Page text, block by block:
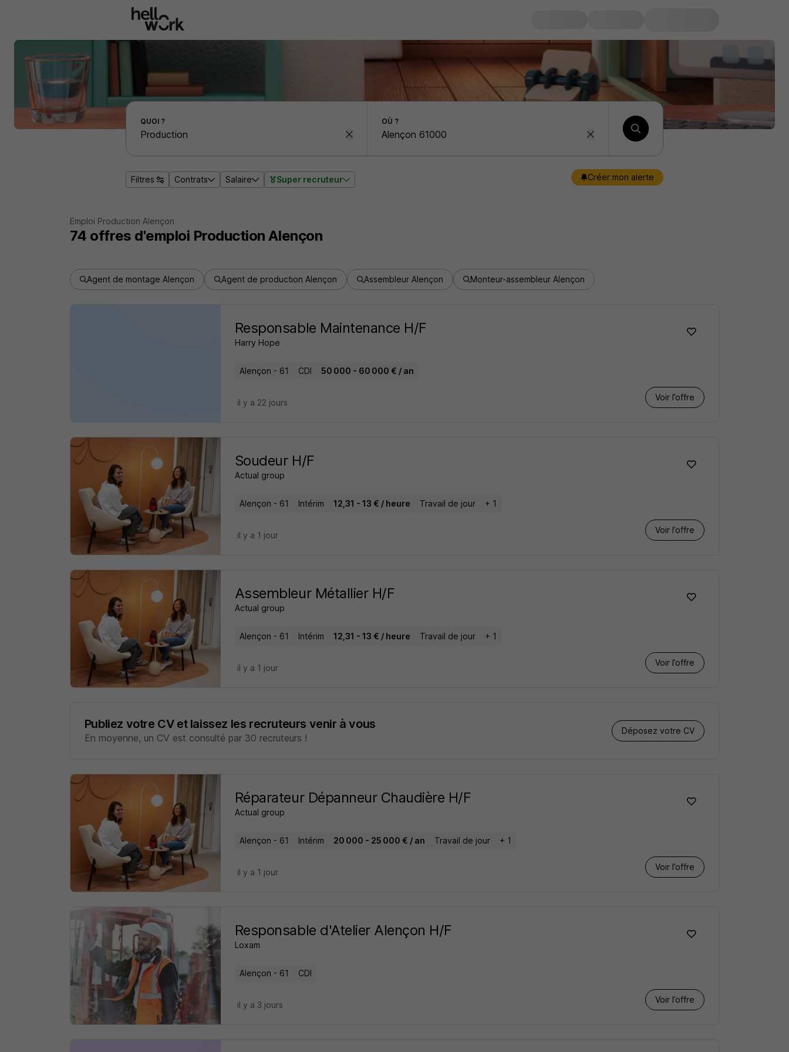
Effectuer une recherche d'emploi par localité
QUOI ? OÙ ?
Filtres Contrats Salaire Super recruteur Créer mon alerte
Emploi Production Alençon
74 offres d'emploi Production Alençon
Agent de montage Alençon Agent de production Alençon Assembleur Alençon Monteur-assembleur Alençon
Responsable Maintenance H/F
Harry Hope
Alençon - 61 CDI 50 000 - 60 000 € / an
Voir l’offre
il y a 22 jours
Soudeur H/F
Actual group
Alençon - 61 Intérim 12,31 - 13 € / heure Travail de jour + 1
Voir l’offre
il y a 1 jour
Assembleur Métallier H/F
Actual group
Alençon - 61 Intérim 12,31 - 13 € / heure Travail de jour + 1
Voir l’offre
il y a 1 jour
Publiez votre CV et laissez les recruteurs venir à vous
En moyenne, un CV est consulté par 30 recruteurs !
Déposez votre CV
Réparateur Dépanneur Chaudière H/F
Actual group
Alençon - 61 Intérim 20 000 - 25 000 € / an Travail de jour + 1
Voir l’offre
il y a 1 jour
Responsable d'Atelier Alençon H/F
Loxam
Alençon - 61 CDI
Voir l’offre
il y a 3 jours